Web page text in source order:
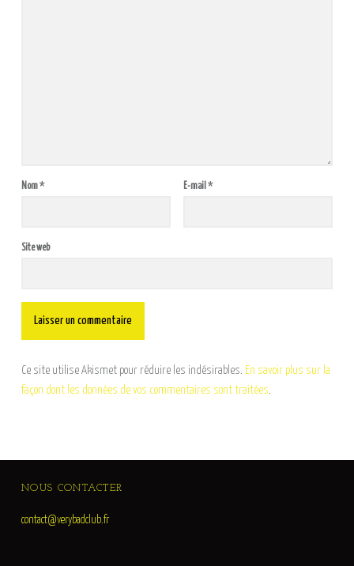
Nom* E-mail *
Site web
Ce site utilise Akismet pour réduire les indésirables. En savoir plus sur la
façon dont les données de vos commentaires sont traitées.
FOOTER SIDEBAR
NOUS CONTACTER
contact@verybadclub.fr